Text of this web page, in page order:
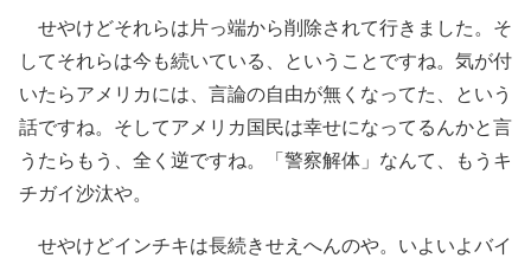
せやけどそれらは片っ端から削除されて行きました。そ
してそれらは今も続いている、ということですね。気が付
いたらアメリカには、言論の自由が無くなってた、という
話ですね。そしてアメリカ国民は幸せになってるんかと言
うたらもう、全く逆ですね。「警察解体」なんて、もうキ
チガイ沙汰や。
せやけどインチキは長続きせえへんのや。いよいよバイ